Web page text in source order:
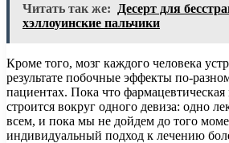
Читать так же:
Десерт для
хэллоуинские пальчики
Кроме того, мозг каждого человека
результате побочные эффекты по-
пациентах. Пока что
строится вокруг одного девиза: одно
всем, и пока мы не дойдем до того
индивидуальный подход к лечению